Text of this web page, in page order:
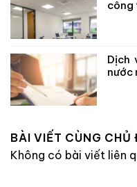
công
Dịch
nước
BÀI VIẾT CÙNG CHỦ
Không có bài viết liên